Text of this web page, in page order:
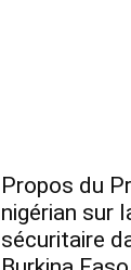
Propos du
nigérian sur
sécuritaire